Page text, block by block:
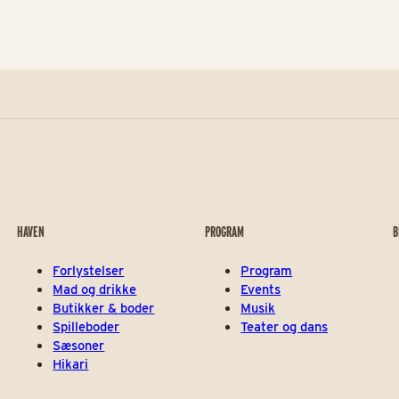
HAVEN
Forlystelser
Mad og drikke
Butikker & boder
Spilleboder
Sæsoner
Hikari
PROGRAM
Program
Events
Musik
Teater og dans